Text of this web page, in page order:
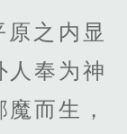
之内显
人奉为神
而生，